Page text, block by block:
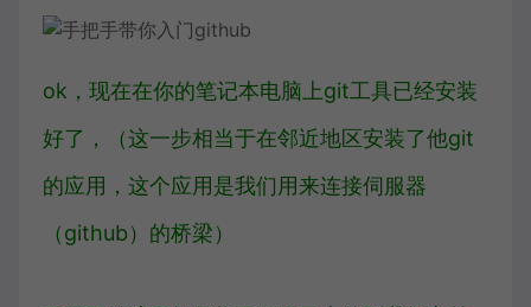
ok，现在在你的笔记本电脑上git工具已经安装
好了，（这一步相当于在邻近地区安装了他git
的应用，这个应用是我们用来连接伺服器
（github）的桥梁）